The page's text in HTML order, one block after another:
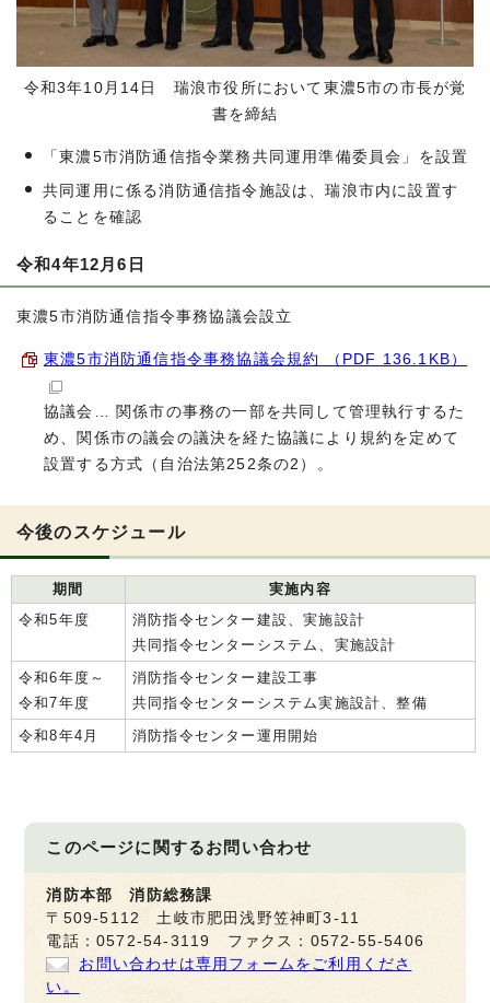
令和3年10月14日 瑞浪市役所において東濃5市の市長が覚
書を締結
「東濃5市消防通信指令業務共同運用準備委員会」を設置
共同運用に係る消防通信指令施設は、瑞浪市内に設置す
ることを確認
令和4年12月6日
東濃5市消防通信指令事務協議会設立
東濃5市消防通信指令事務協議会規約 （PDF 136.1KB）
協議会… 関係市の事務の一部を共同して管理執行するた
め、関係市の議会の議決を経た協議により規約を定めて
設置する方式（自治法第252条の2）。
今後のスケジュール
期間
実施内容
令和5年度
消防指令センター建設、実施設計
共同指令センターシステム、実施設計
令和6年度～
令和7年度
消防指令センター建設工事
共同指令センターシステム実施設計、整備
令和8年4月
消防指令センター運用開始
このページに関するお問い合わせ
消防本部 消防総務課
〒509-5112 土岐市肥田浅野笠神町3-11
電話：0572-54-3119 ファクス：0572-55-5406
お問い合わせは専用フォームをご利用くださ
い。